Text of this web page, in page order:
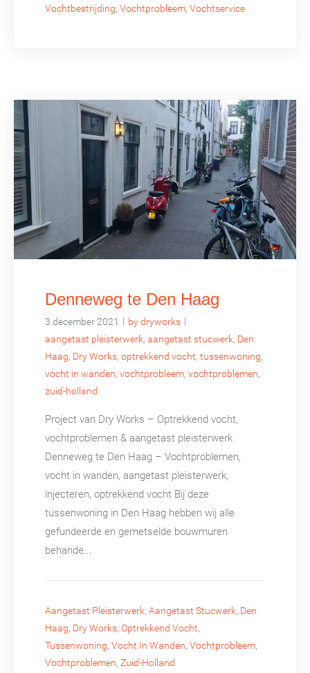
Vochtbestrijding, Vochtprobleem, Vochtservice
Denneweg te Den Haag
3 december 2021 | by dryworks |
aangetast pleisterwerk, aangetast stucwerk, Den
Haag, Dry Works, optrekkend vocht, tussenwoning,
vocht in wanden, vochtprobleem, vochtproblemen,
zuid-holland
Project van Dry Works – Optrekkend vocht,
vochtproblemen & aangetast pleisterwerk
Denneweg te Den Haag – Vochtproblemen,
vocht in wanden, aangetast pleisterwerk,
injecteren, optrekkend vocht Bij deze
tussenwoning in Den Haag hebben wij alle
gefundeerde en gemetselde bouwmuren
behande...
Aangetast Pleisterwerk, Aangetast Stucwerk, Den
Haag, Dry Works, Optrekkend Vocht,
Tussenwoning, Vocht In Wanden, Vochtprobleem,
Vochtproblemen, Zuid-Holland